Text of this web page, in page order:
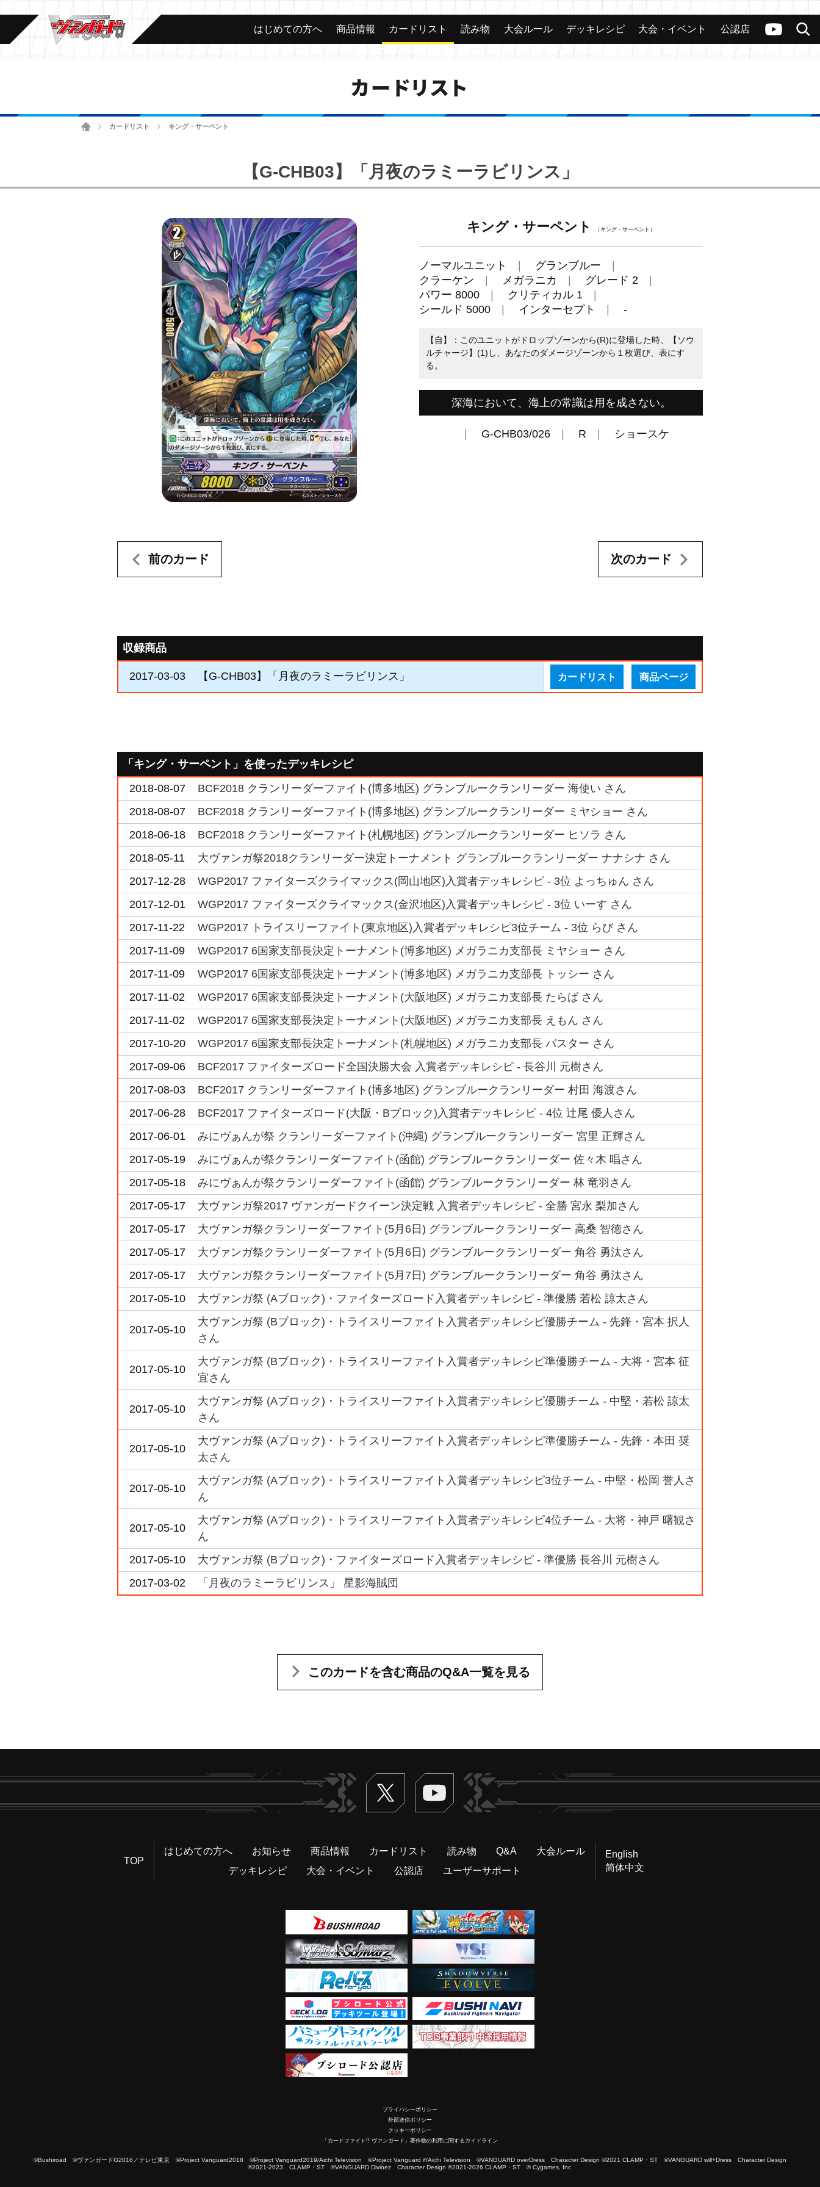
ヴァンガードch
検索
カード 大会 公認店舗 その他
はじめての方へ 商品情報 カードリスト 読み物 大会ルール デッキレシピ 大会・イベント 公認店
カードリスト
ホームカードリスト キング・サーペント
【G-CHB03】「月夜のラミーラビリンス」
キング・サーペント （キング・サーペント）
ノーマルユニット
グランブルー
クラーケン
メガラニカ
グレード 2
パワー 8000
クリティカル 1
シールド 5000
インターセプト -
【自】：このユニットがドロップゾーンから(R)に登場した時、【ソウ
ルチャージ】(1)し、あなたのダメージゾーンから１枚選び、表にす
る。
深海において、海上の常識は用を成さない。
G-CHB03/026 R ショースケ
前のカード 次のカード
収録商品
2017-03-03 【G-CHB03】「月夜のラミーラビリンス」 カードリスト 商品ページ
「キング・サーペント」を使ったデッキレシピ
2018-08-07
BCF2018 クランリーダーファイト(博多地区) グランブルークランリーダー 海使い さん
2018-08-07
BCF2018 クランリーダーファイト(博多地区) グランブルークランリーダー ミヤショー さん
2018-06-18
BCF2018 クランリーダーファイト(札幌地区) グランブルークランリーダー ヒソラ さん
2018-05-11
大ヴァンガ祭2018クランリーダー決定トーナメント グランブルークランリーダー ナナシナ さん
2017-12-28
WGP2017 ファイターズクライマックス(岡山地区)入賞者デッキレシピ - 3位 よっちゅん さん
2017-12-01
WGP2017 ファイターズクライマックス(金沢地区)入賞者デッキレシピ - 3位 いーす さん
2017-11-22
WGP2017 トライスリーファイト(東京地区)入賞者デッキレシピ3位チーム - 3位 らび さん
2017-11-09
WGP2017 6国家支部長決定トーナメント(博多地区) メガラニカ支部長 ミヤショー さん
2017-11-09
WGP2017 6国家支部長決定トーナメント(博多地区) メガラニカ支部長 トッシー さん
2017-11-02
WGP2017 6国家支部長決定トーナメント(大阪地区) メガラニカ支部長 たらば さん
2017-11-02
WGP2017 6国家支部長決定トーナメント(大阪地区) メガラニカ支部長 えもん さん
2017-10-20
WGP2017 6国家支部長決定トーナメント(札幌地区) メガラニカ支部長 バスター さん
2017-09-06
BCF2017 ファイターズロード全国決勝大会 入賞者デッキレシピ - 長谷川 元樹さん
2017-08-03
BCF2017 クランリーダーファイト(博多地区) グランブルークランリーダー 村田 海渡さん
2017-06-28
BCF2017 ファイターズロード(大阪・Bブロック)入賞者デッキレシピ - 4位 辻尾 優人さん
2017-06-01
みにヴぁんが祭 クランリーダーファイト(沖縄) グランブルークランリーダー 宮里 正輝さん
2017-05-19
みにヴぁんが祭クランリーダーファイト(函館) グランブルークランリーダー 佐々木 唱さん
2017-05-18
みにヴぁんが祭クランリーダーファイト(函館) グランブルークランリーダー 林 竜羽さん
2017-05-17
大ヴァンガ祭2017 ヴァンガードクイーン決定戦 入賞者デッキレシピ - 全勝 宮永 梨加さん
2017-05-17
大ヴァンガ祭クランリーダーファイト(5月6日) グランブルークランリーダー 高桑 智徳さん
2017-05-17
大ヴァンガ祭クランリーダーファイト(5月6日) グランブルークランリーダー 角谷 勇汰さん
2017-05-17
大ヴァンガ祭クランリーダーファイト(5月7日) グランブルークランリーダー 角谷 勇汰さん
2017-05-10
大ヴァンガ祭 (Aブロック)・ファイターズロード入賞者デッキレシピ - 準優勝 若松 諒太さん
2017-05-10
大ヴァンガ祭 (Bブロック)・トライスリーファイト入賞者デッキレシピ優勝チーム - 先鋒・宮本 択人
さん
2017-05-10
大ヴァンガ祭 (Bブロック)・トライスリーファイト入賞者デッキレシピ準優勝チーム - 大将・宮本 征
宜さん
2017-05-10
大ヴァンガ祭 (Aブロック)・トライスリーファイト入賞者デッキレシピ優勝チーム - 中堅・若松 諒太
さん
2017-05-10
大ヴァンガ祭 (Aブロック)・トライスリーファイト入賞者デッキレシピ準優勝チーム - 先鋒・本田 奨
太さん
2017-05-10
大ヴァンガ祭 (Aブロック)・トライスリーファイト入賞者デッキレシピ3位チーム - 中堅・松岡 誉人さ
ん
2017-05-10
大ヴァンガ祭 (Aブロック)・トライスリーファイト入賞者デッキレシピ4位チーム - 大将・神戸 曙観さ
ん
2017-05-10
大ヴァンガ祭 (Bブロック)・ファイターズロード入賞者デッキレシピ - 準優勝 長谷川 元樹さん
2017-03-02
「月夜のラミーラビリンス」 星影海賊団
このカードを含む商品のQ&A一覧を見る
Twitter ヴァンガードch
TOP
はじめての方へ お知らせ 商品情報 カードリスト 読み物 Q&A
大会ルール
デッキレシピ
大会・イベント 公認店 ユーザーサポート
English
简体中文
プライバシーポリシー
外部送信ポリシー
クッキーポリシー
「カードファイト!! ヴァンガード」著作物の利用に関するガイドライン
©Bushiroad ©ヴァンガードG2016／テレビ東京 ©Project Vanguard2018 ©Project Vanguard2019/Aichi Television ©Project Vanguard if/Aichi Television ©VANGUARD overDress Character Design ©2021 CLAMP・ST ©VANGUARD will+Dress Character Design
©2021-2023 CLAMP・ST ©VANGUARD Divinez Character Design ©2021-2026 CLAMP・ST © Cygames, Inc.